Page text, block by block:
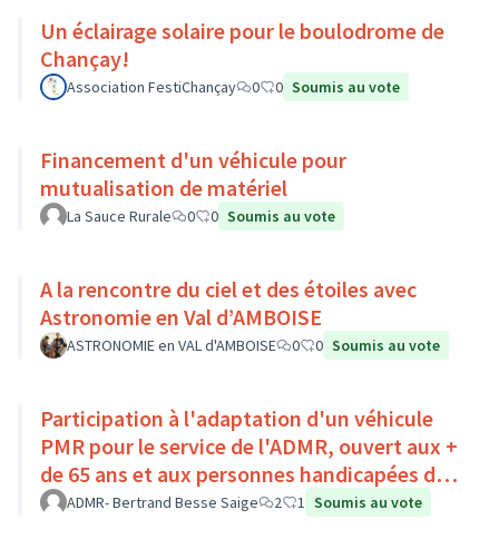
Un éclairage solaire pour le boulodrome de
Chançay!
Association FestiChançay 0 0 Soumis au vote
Financement d'un véhicule pour
mutualisation de matériel
La Sauce Rurale 0 0 Soumis au vote
A la rencontre du ciel et des étoiles avec
Astronomie en Val d’AMBOISE
ASTRONOMIE en VAL d'AMBOISE 0 0 Soumis au vote
Participation à l'adaptation d'un véhicule
PMR pour le service de l'ADMR, ouvert aux +
de 65 ans et aux personnes handicapées du
Pays Loire-Touraine.
ADMR- Bertrand Besse Saige 2 1 Soumis au vote